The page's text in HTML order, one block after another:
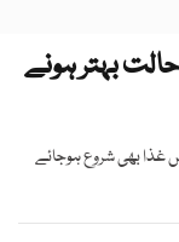
بہتر ہونے
غذا بھی شروع ہوجائے